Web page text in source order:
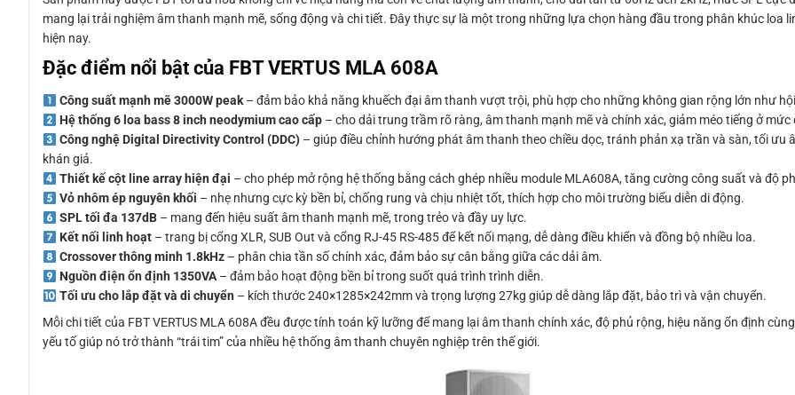
mang lại trải nghiệm âm thanh mạnh mẽ, sống động và chi tiết. Đây thực sự là một trong những lựa chọn hàng đầu trong phân khúc loa
hiện nay.
Đặc điểm nổi bật của FBT VERTUS MLA 608A
Công suất mạnh mẽ 3000W peak– đảm bảo khả năng khuếch đại âm thanh vượt trội, phù hợp cho những không gian rộng lớn như
Hệ thống 6 loa bass 8 inch neodymium cao cấp– cho dải trung trầm rõ ràng, âm thanh mạnh mẽ và chính xác, giảm méo tiếng ở mức
Công nghệ Digital Directivity Control (DDC)– giúp điều chỉnh hướng phát âm thanh theo chiều dọc, tránh phản xạ trần và sàn, tối ưu
khán giả.
Thiết kế cột line array hiện đại – cho phép mở rộng hệ thống bằng cách ghép nhiều module MLA608A, tăng cường công suất và độ
Vỏ nhôm ép nguyên khối – nhẹ nhưng cực kỳ bền bỉ, chống rung và chịu nhiệt tốt, thích hợp cho môi trường biểu diễn di động.
SPL tối đa 137dB– mang đến hiệu suất âm thanh mạnh mẽ, trong trẻo và đầy uy lực.
Kết nối linh hoạt– trang bị cổng XLR, SUB Out và cổng RJ-45 RS-485 để kết nối mạng, dễ dàng điều khiển và đồng bộ nhiều loa.
Crossover thông minh 1.8kHz– phân chia tần số chính xác, đảm bảo sự cân bằng giữa các dải âm.
Nguồn điện ổn định 1350VA– đảm bảo hoạt động bền bỉ trong suốt quá trình trình diễn.
Tối ưu cho lắp đặt và di chuyển – kích thước 240×1285×242mm và trọng lượng 27kg giúp dễ dàng lắp đặt, bảo trì và vận chuyển.
Mỗi chi tiết của FBT VERTUS MLA 608A đều được tính toán kỹ lưỡng để mang lại âm thanh chính xác, độ phủ rộng, hiệu năng ổn định
yếu tố giúp nó trở thành “trái tim” của nhiều hệ thống âm thanh chuyên nghiệp trên thế giới.